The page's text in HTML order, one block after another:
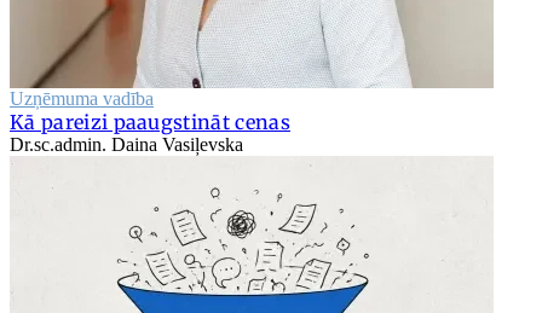
Uzņēmuma vadība
Kā pareizi paaugstināt cenas
Dr.sc.admin. Daina Vasiļevska